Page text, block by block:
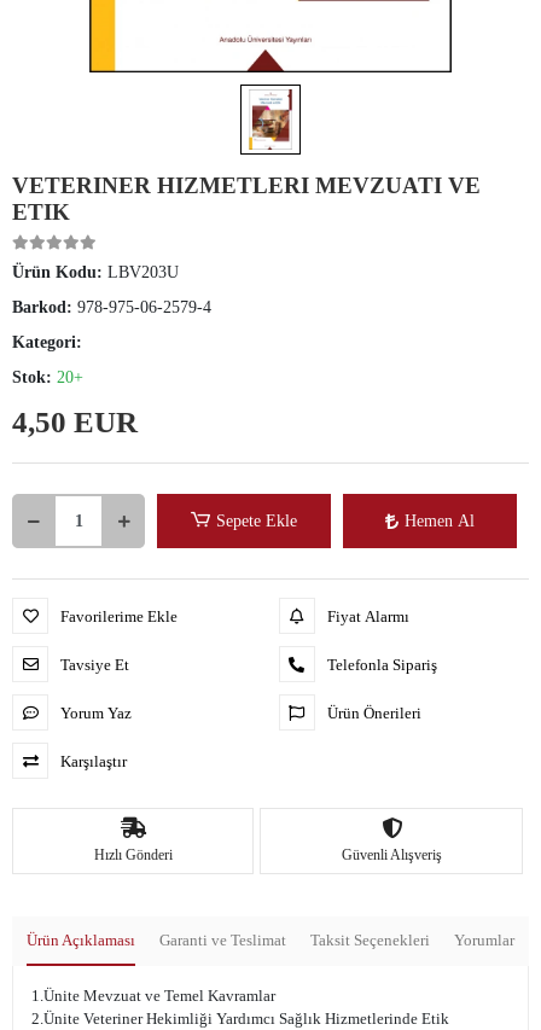
VETERINER HIZMETLERI MEVZUATI VE
ETIK
Ürün Kodu: LBV203U
Barkod: 978-975-06-2579-4
Kategori:
Stok: 20+
4,50 EUR
Sepete Ekle Hemen Al
Favorilerime Ekle
Tavsiye Et
Yorum Yaz
Karşılaştır
Fiyat Alarmı
Telefonla Sipariş
Ürün Önerileri
Hızlı Gönderi Güvenli Alışveriş
Ürün Açıklaması Garanti ve Teslimat Taksit Seçenekleri Yorumlar
1.Ünite Mevzuat ve Temel Kavramlar
2.Ünite Veteriner Hekimliği Yardımcı Sağlık Hizmetlerinde Etik